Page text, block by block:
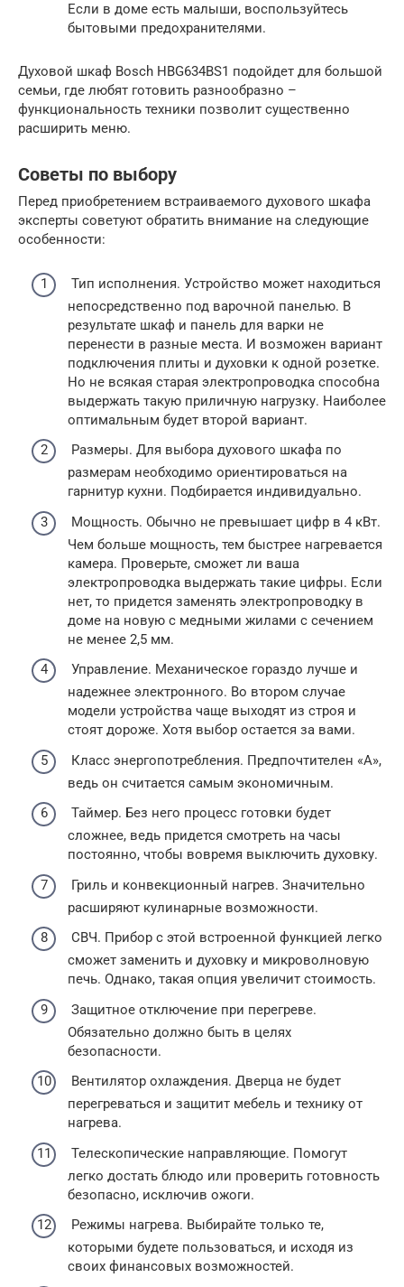
Если в доме есть малыши, воспользуйтесь
бытовыми предохранителями.
Духовой шкаф Bosch HBG634BS1 подойдет для большой
семьи, где любят готовить разнообразно –
функциональность техники позволит существенно
расширить меню.
Советы по выбору
Перед приобретением встраиваемого духового шкафа
эксперты советуют обратить внимание на следующие
особенности:
Тип исполнения. Устройство может находиться
непосредственно под варочной панелью. В
результате шкаф и панель для варки не
перенести в разные места. И возможен вариант
подключения плиты и духовки к одной розетке.
Но не всякая старая электропроводка способна
выдержать такую приличную нагрузку. Наиболее
оптимальным будет второй вариант.
Размеры. Для выбора духового шкафа по
размерам необходимо ориентироваться на
гарнитур кухни. Подбирается индивидуально.
Мощность. Обычно не превышает цифр в 4 кВт.
Чем больше мощность, тем быстрее нагревается
камера. Проверьте, сможет ли ваша
электропроводка выдержать такие цифры. Если
нет, то придется заменять электропроводку в
доме на новую с медными жилами с сечением
не менее 2,5 мм.
Управление. Механическое гораздо лучше и
надежнее электронного. Во втором случае
модели устройства чаще выходят из строя и
стоят дороже. Хотя выбор остается за вами.
Класс энергопотребления. Предпочтителен «А»,
ведь он считается самым экономичным.
Таймер. Без него процесс готовки будет
сложнее, ведь придется смотреть на часы
постоянно, чтобы вовремя выключить духовку.
Гриль и конвекционный нагрев. Значительно
расширяют кулинарные возможности.
СВЧ. Прибор с этой встроенной функцией легко
сможет заменить и духовку и микроволновую
печь. Однако, такая опция увеличит стоимость.
Защитное отключение при перегреве.
Обязательно должно быть в целях
безопасности.
Вентилятор охлаждения. Дверца не будет
перегреваться и защитит мебель и технику от
нагрева.
Телескопические направляющие. Помогут
легко достать блюдо или проверить готовность
безопасно, исключив ожоги.
Режимы нагрева. Выбирайте только те,
которыми будете пользоваться, и исходя из
своих финансовых возможностей.